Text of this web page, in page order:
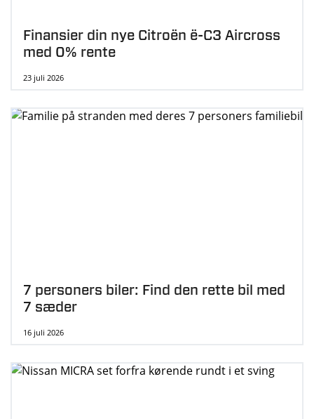
Finansier din nye Citroën ë-C3 Aircross
med 0% rente
23 juli 2026
7 personers biler: Find den rette bil med
7 sæder
16 juli 2026